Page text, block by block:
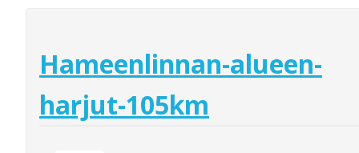
Hameenlinnan-alueen-
harjut-105km